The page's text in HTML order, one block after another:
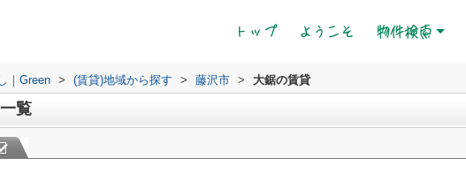
トップ(current)
ようこそ 物件検索
｜Green > (賃貸)地域から探す > 藤沢市 > 大鋸の賃貸
覧